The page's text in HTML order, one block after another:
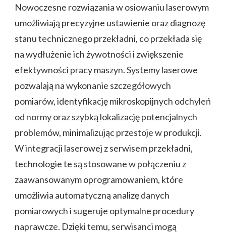
Nowoczesne rozwiązania w osiowaniu laserowym
umożliwiają precyzyjne ustawienie oraz diagnozę
stanu technicznego przekładni, co przekłada się
na wydłużenie ich żywotności i zwiększenie
efektywności pracy maszyn. Systemy laserowe
pozwalają na wykonanie szczegółowych
pomiarów, identyfikację mikroskopijnych odchyleń
od normy oraz szybką lokalizację potencjalnych
problemów, minimalizując przestoje w produkcji.
W integracji laserowej z serwisem przekładni,
technologie te są stosowane w połączeniu z
zaawansowanym oprogramowaniem, które
umożliwia automatyczną analizę danych
pomiarowych i sugeruje optymalne procedury
naprawcze. Dzięki temu, serwisanci mogą